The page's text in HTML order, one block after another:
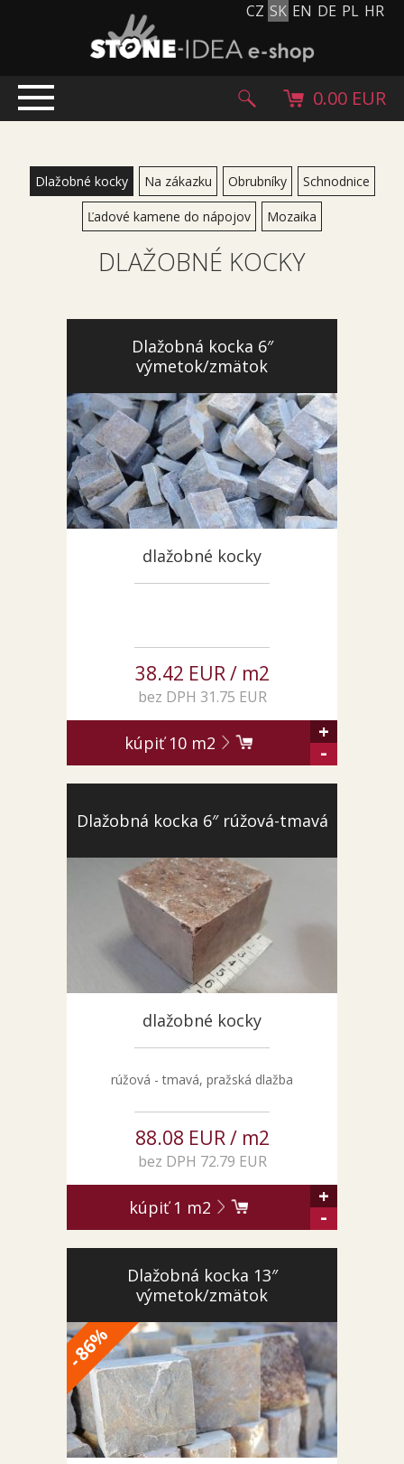
CZ SK EN DE PL HR
PRODUKTY
Kamenný koberec
Kamenné dlažby a obklady
Ohrúhliaky, kamienky, granulát
Výrobky z kameňa
Terazzo
ZÁKAZKY NA MIERU
NOVINKY
SHOWROOM
KONTAKT
0.00 EUR
Dlažobné kocky Na zákazku Obrubníky Schnodnice
Ľadové kamene do nápojov Mozaika
DLAŽOBNÉ KOCKY
Dlažobná kocka 6″
výmetok/zmätok
dlažobné kocky
38.42 EUR / m2
bez DPH 31.75 EUR
kúpiť10m2
+
-
Dlažobná kocka 6″ rúžová-tmavá
dlažobné kocky
rúžová - tmavá, pražská dlažba
88.08 EUR / m2
bez DPH 72.79 EUR
kúpiť1 m2
+
-
Dlažobná kocka 13″
výmetok/zmätok
-
86
%